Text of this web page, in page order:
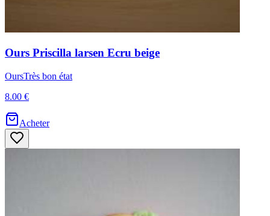
Ours Priscilla larsen Ecru beige
OursTrès bon état
8.00 €
Acheter